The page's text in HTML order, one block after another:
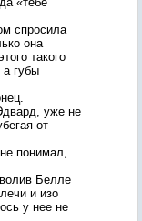
спросила
она
такого
а губы
уже не
от
понимал,
Белле
и изо
у нее не